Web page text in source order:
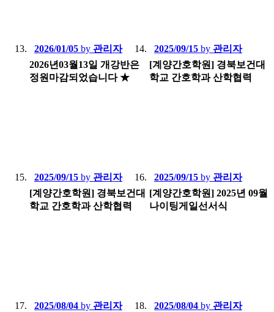
2026/01/05 by 관리자
2026년03월13일 개강반은
정원마감되었습니다 ★
2025/09/15 by 관리자
[계양간호학원] 경북보건대
학교 간호학과 산학협력
2025/09/15 by 관리자
[계양간호학원] 경북보건대
학교 간호학과 산학협력
2025/09/15 by 관리자
[계양간호학원] 2025년 09월
나이팅게일선서식
2025/08/04 by 관리자
2025/08/04 by 관리자